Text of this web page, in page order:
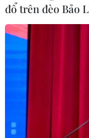
Ukraine cắt
điện sang
11/10/2022 10:16
Ngày 11/10, Phó
biết Ukraine đã cắt
điện sang Moldova
đổ trên đèo Bảo